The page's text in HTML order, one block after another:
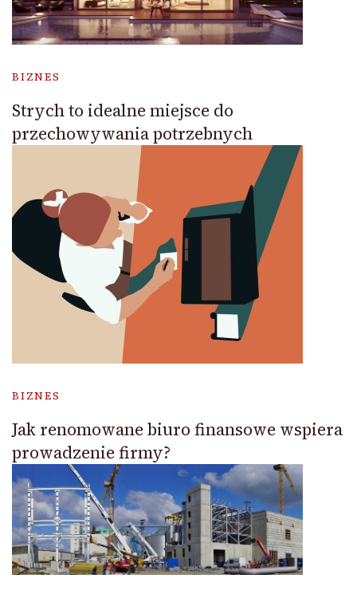
BIZNES
Strych to idealne miejsce do
przechowywania potrzebnych
BIZNES
Jak renomowane biuro finansowe wspiera
prowadzenie firmy?